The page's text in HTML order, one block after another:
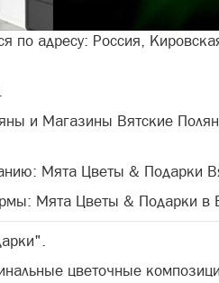
по адресу: Россия,
и Магазины Вятские
Мята Цветы & Подарки
Мята Цветы & Подарки в
цветочные